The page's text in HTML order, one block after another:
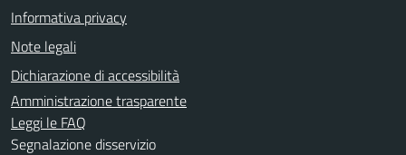
Informativa privacy
Note legali
Dichiarazione di accessibilità
Amministrazione trasparente
Leggi le FAQ
Segnalazione disservizio